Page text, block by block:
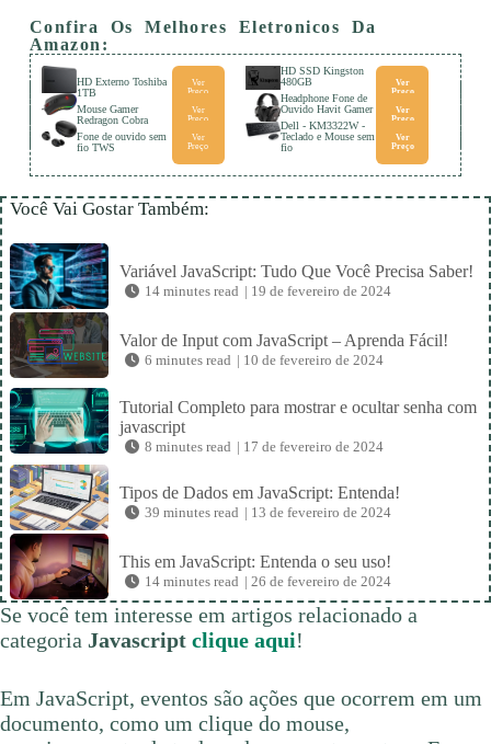
Confira Os Melhores Eletronicos Da
Amazon:
HD Externo Toshiba
1TB
Ver
Preço
HD SSD Kingston
480GB
Ver
Preço
Mouse Gamer
Redragon Cobra
Ver
Preço
Headphone Fone de
Ouvido Havit Gamer
Ver
Preço
Fone de ouvido sem
fio TWS
Ver
Preço
Dell - KM3322W -
Teclado e Mouse sem
fio
Ver
Preço
Você Vai Gostar Também:
Variável JavaScript: Tudo Que Você Precisa Saber!
14 minutes read | 19 de fevereiro de 2024
Valor de Input com JavaScript – Aprenda Fácil!
6 minutes read | 10 de fevereiro de 2024
Tutorial Completo para mostrar e ocultar senha com
javascript
8 minutes read | 17 de fevereiro de 2024
Tipos de Dados em JavaScript: Entenda!
39 minutes read | 13 de fevereiro de 2024
This em JavaScript: Entenda o seu uso!
14 minutes read |26 de fevereiro de 2024
Se você tem interesse em artigos relacionado a
categoria Javascript clique aqui!
Em JavaScript, eventos são ações que ocorrem em um
documento, como um clique do mouse,